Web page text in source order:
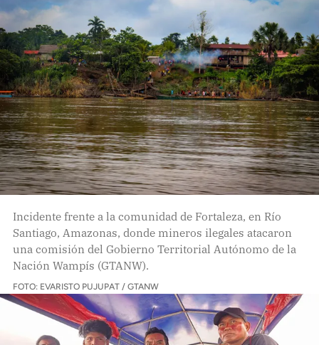
Incidente frente a la comunidad de Fortaleza, en Río
Santiago, Amazonas, donde mineros ilegales atacaron
una comisión del Gobierno Territorial Autónomo de la
Nación Wampís (GTANW).
FOTO: EVARISTO PUJUPAT / GTANW